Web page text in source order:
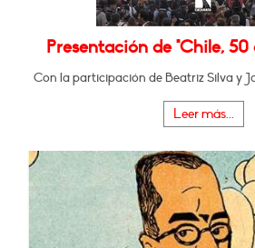
Presentación de "Chile, 50
Con la participación de Beatriz Silva y
Leer más...